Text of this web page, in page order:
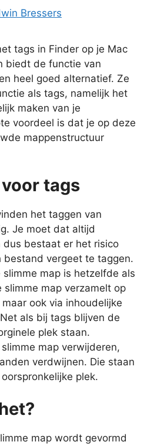
Bressers
tags in Finder op je Mac
biedt de functie van
heel goed alternatief. Ze
als tags, namelijk het
maken van je
voordeel is dat je op deze
mappenstructuur
tags
het taggen van
Je moet dat altijd
dus bestaat er het risico
bestand vergeet te taggen.
map is hetzelfde als
slimme map verzamelt op
ook via inhoudelijke
als bij tags blijven de
plek staan.
map verwijderen,
verdwijnen. Die staan
plek.
map wordt gevormd